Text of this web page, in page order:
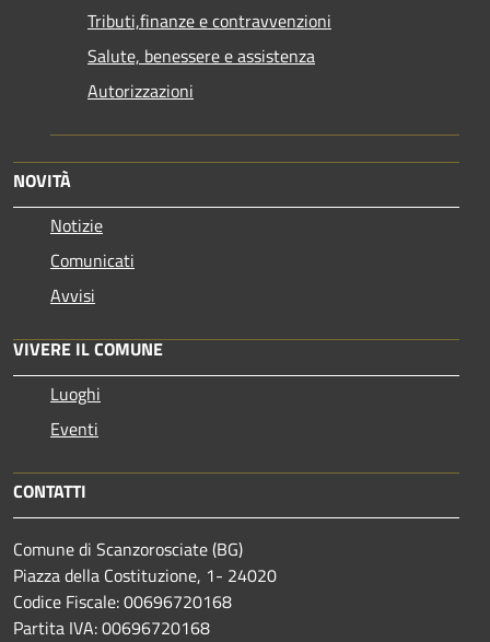
Tributi,finanze e contravvenzioni
Salute, benessere e assistenza
Autorizzazioni
NOVITÀ
Notizie
Comunicati
Avvisi
VIVERE IL COMUNE
Luoghi
Eventi
CONTATTI
Comune di Scanzorosciate (BG)
Piazza della Costituzione, 1- 24020
Codice Fiscale: 00696720168
Partita IVA: 00696720168